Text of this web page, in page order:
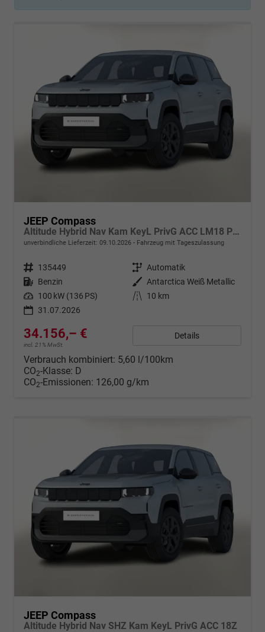
JEEP Compass
Altitude Hybrid Nav Kam KeyL PrivG ACC LM18 PDC
unverbindliche Lieferzeit: 09.10.2026 Fahrzeug mit Tageszulassung
Fahrzeugnr. 135449 Getriebe Automatik
Kraftstoff Benzin Außenfarbe Antarctica Weiß Metallic
Leistung 100 kW (136 PS) Kilometerstand
10 km
31.07.2026
34.156,– €
incl. 21% MwSt.
Details
Verbrauch kombiniert: 5,60 l/100km
CO2-Klasse: D
CO2-Emissionen: 126,00 g/km
JEEP Compass
Altitude Hybrid Nav SHZ Kam KeyL PrivG ACC 18Z